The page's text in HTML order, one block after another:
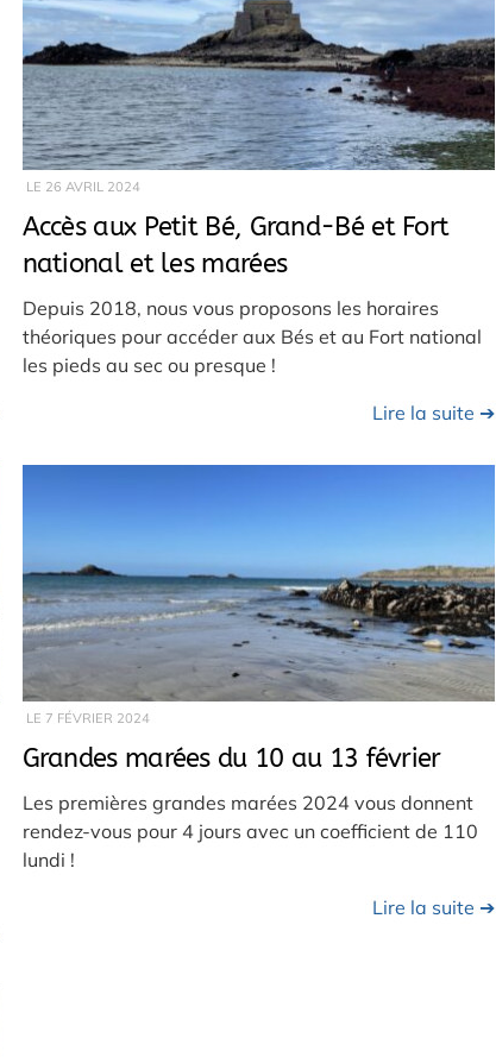
LE 26 AVRIL 2024
Accès aux Petit Bé, Grand-Bé et Fort
national et les marées
Depuis 2018, nous vous proposons les horaires
théoriques pour accéder aux Bés et au Fort national
les pieds au sec ou presque !
Lire la suite ➔
LE 7 FÉVRIER 2024
Grandes marées du 10 au 13 février
Les premières grandes marées 2024 vous donnent
rendez-vous pour 4 jours avec un coefficient de 110
lundi !
Lire la suite ➔